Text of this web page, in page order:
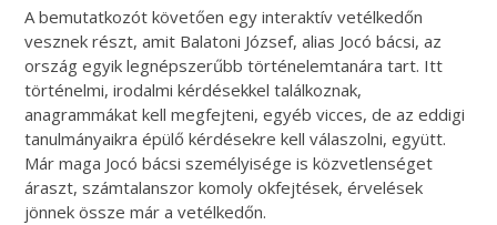
A bemutatkozót követően egy interaktív vetélkedőn
vesznek részt, amit Balatoni József, alias Jocó bácsi, az
ország egyik legnépszerűbb történelemtanára tart. Itt
történelmi, irodalmi kérdésekkel találkoznak,
anagrammákat kell megfejteni, egyéb vicces, de az eddigi
tanulmányaikra épülő kérdésekre kell válaszolni, együtt.
Már maga Jocó bácsi személyisége is közvetlenséget
áraszt, számtalanszor komoly okfejtések, érvelések
jönnek össze már a vetélkedőn.